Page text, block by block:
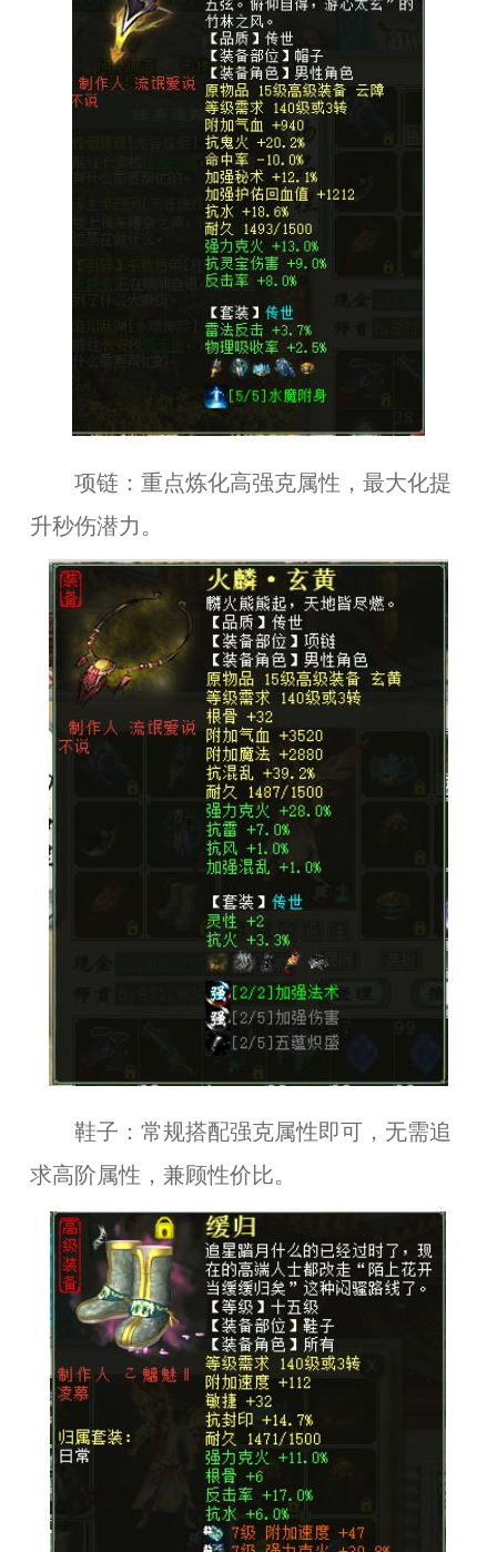
项链：重点炼化高强克属性，最大化提
升秒伤潜力。
鞋子：常规搭配强克属性即可，无需追
求高阶属性，兼顾性价比。